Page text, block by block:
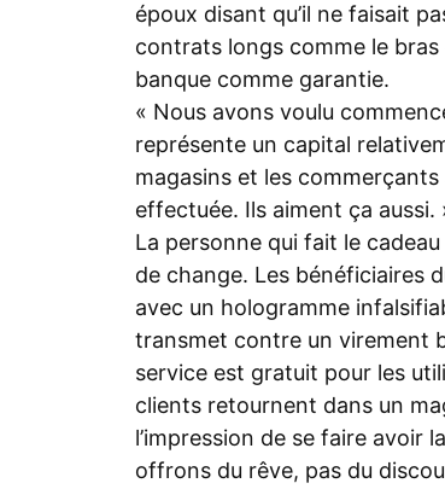
époux disant qu’il ne faisait
contrats longs comme le bras
banque comme garantie.
« Nous avons voulu
représente un capital
magasins et les
effectuée. Ils aiment ça aussi.
La personne qui fait le
de change. Les bénéficiaires
avec un hologramme
transmet contre un virement
service est gratuit pour les
clients retournent dans un
l’impression de se faire avoir
offrons du rêve, pas du